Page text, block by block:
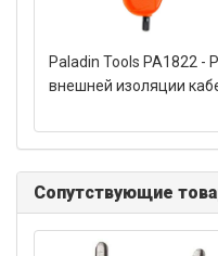
Paladin Tools PA1822 -
внешней изоляции
Сопутствующие